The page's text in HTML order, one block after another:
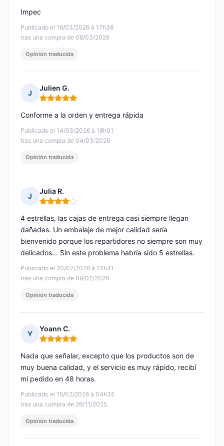
Publicado el 19/03/2026 à 17h38
tras una compra de 08/03/2026
Impec
Opinión traducida
J
Julien G.
Nota: 5 de 5
Publicado el 14/03/2026 à 18h01
tras una compra de 04/03/2026
Conforme a la orden y entrega rápida
Opinión traducida
J
Julia R.
Nota: 4 de 5
Publicado el 20/02/2026 à 22h41
tras una compra de 09/02/2026
4 estrellas, las cajas de entrega casi siempre llegan
dañadas. Un embalaje de mejor calidad sería
bienvenido porque los repartidores no siempre son muy
delicados... Sin este problema habría sido 5 estrellas.
Opinión traducida
Y
Yoann C.
Nota: 5 de 5
Publicado el 15/02/2026 à 04h35
tras una compra de 26/11/2025
Nada que señalar, excepto que los productos son de
muy buena calidad, y el servicio es muy rápido, recibí
mi pedido en 48 horas.
Opinión traducida